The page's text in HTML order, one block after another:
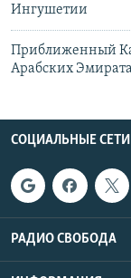
Ингушетии
Приближенный
Арабских
СОЦИАЛЬНЫЕ СЕТИ
РАДИО СВОБОДА